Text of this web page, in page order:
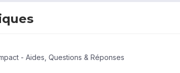
- Aides, Questions & Réponses